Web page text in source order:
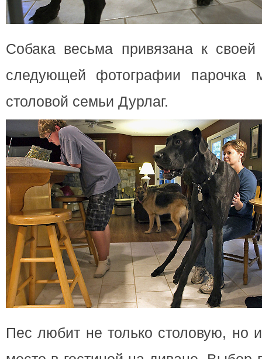
Собака весьма привязана к
следующей фотографии парочка
столовой семьи Дурлаг.
Пес любит не только столовую, но